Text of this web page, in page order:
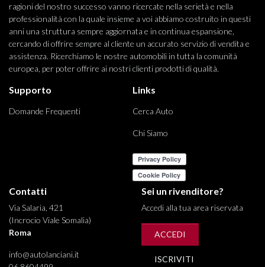
ragioni del nostro successo vanno ricercate nella serietà e nella
professionalità con la quale insieme a voi abbiamo costruito in questi
anni una struttura sempre aggiornata e in continua espansione,
cercando di offrire sempre al cliente un accurato servizio di vendita e
assistenza. Ricerchiamo le nostre automobili in tutta la comunità
europea, per poter offrire ai nostri clienti prodotti di qualità.
Supporto
Domande Frequenti
Links
Cerca Auto
Chi Siamo
Contatti
Via Salaria, 421
(Incrocio Viale Somalia)
Roma
info@autolanciani.it
Sei un rivenditore?
Accedi alla tua area riservata
ACCEDI
ISCRIVITI